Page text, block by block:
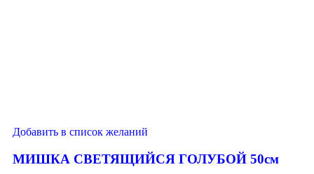
Добавить в список желаний
МИШКА СВЕТЯЩИЙСЯ ГОЛУБОЙ 50см